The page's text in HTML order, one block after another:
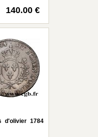
140.00 €
d'olivier 1784